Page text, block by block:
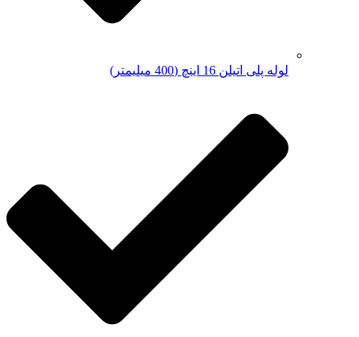
لوله پلی اتیلن 16 اینچ (400 میلیمتر)